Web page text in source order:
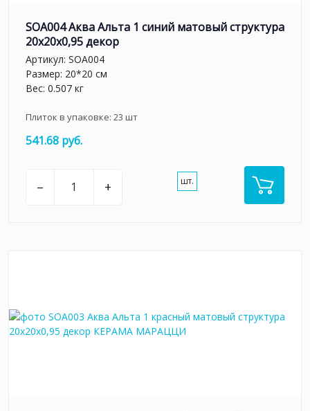
SOA004 Аква Альта 1 синий матовый структура
20x20x0,95 декор
Артикул: SOA004
Размер: 20*20 см
Вес: 0.507 кг
Плиток в упаковке: 23 шт
541.68 руб.
– + шт.